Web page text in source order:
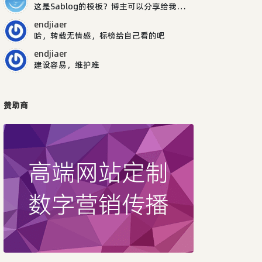
这是Sablog的模板？博主可以分享给我吗，谢谢
endjiaer
哈，转载无情感，标榜给自己看的吧
endjiaer
建设容易，维护难
赞助商